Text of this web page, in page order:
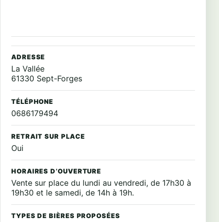
ADRESSE
La Vallée
61330 Sept-Forges
TÉLÉPHONE
0686179494
RETRAIT SUR PLACE
Oui
HORAIRES D’OUVERTURE
Vente sur place du lundi au vendredi, de 17h30 à
19h30 et le samedi, de 14h à 19h.
TYPES DE BIÈRES PROPOSÉES